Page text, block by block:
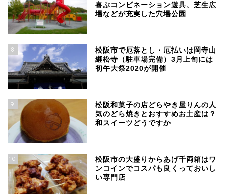
喜ぶコンビネーション遊具、芝生広
場などが充実した穴場公園
8
松阪市で厄落とし・厄払いは岡寺山
継松寺（駐車場完備）3月上旬には
初午大祭2020が開催
9
松阪和菓子の店どらやき屋りんの人
気のどら焼きとおすすめお土産は？
和スイーツどうですか
10
松阪市の大盛りからあげ千両箱はワ
ンコインでコスパも良くっておいし
い専門店